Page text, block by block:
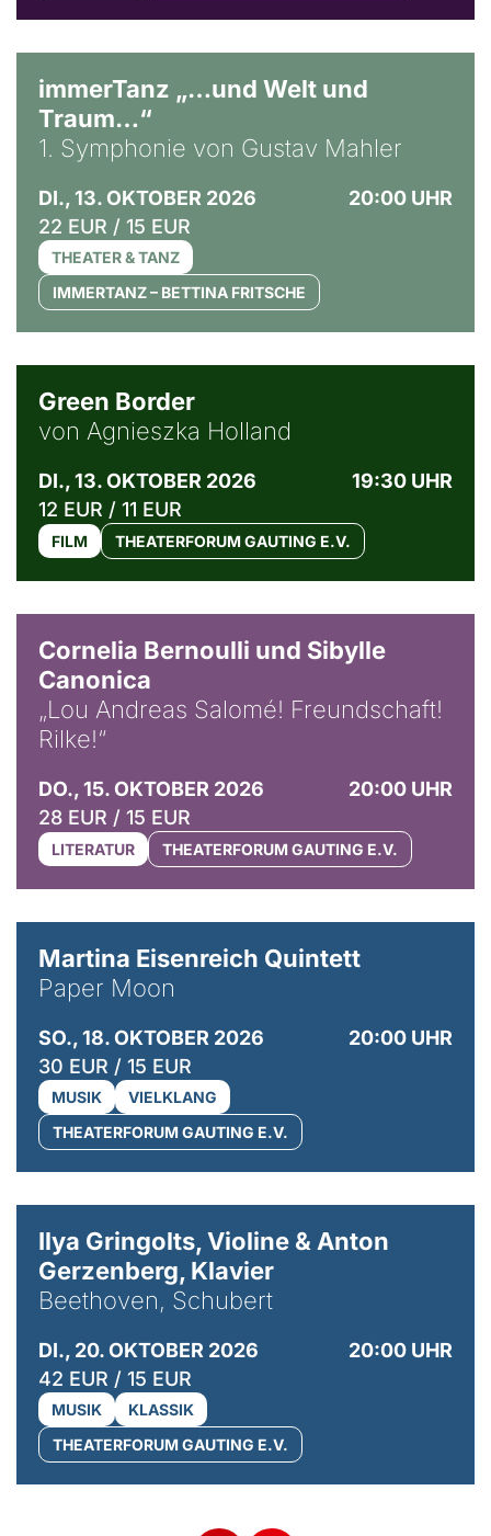
immerTanz „…und Welt und
Traum…“
1. Symphonie von Gustav Mahler
DI., 13. OKTOBER 2026
20:00 UHR
22 EUR / 15 EUR
THEATER & TANZ
IMMERTANZ – BETTINA FRITSCHE
Green Border
von Agnieszka Holland
DI., 13. OKTOBER 2026
19:30 UHR
12 EUR / 11 EUR
FILM THEATERFORUM GAUTING E.V.
Cornelia Bernoulli und Sibylle
Canonica
„Lou Andreas Salomé! Freundschaft!
Rilke!“
DO., 15. OKTOBER 2026
20:00 UHR
28 EUR / 15 EUR
LITERATUR THEATERFORUM GAUTING E.V.
Martina Eisenreich Quintett
Paper Moon
SO., 18. OKTOBER 2026
20:00 UHR
30 EUR / 15 EUR
MUSIK
VIELKLANG
THEATERFORUM GAUTING E.V.
Ilya Gringolts, Violine & Anton
Gerzenberg, Klavier
Beethoven, Schubert
DI., 20. OKTOBER 2026
20:00 UHR
42 EUR / 15 EUR
MUSIK
KLASSIK
THEATERFORUM GAUTING E.V.